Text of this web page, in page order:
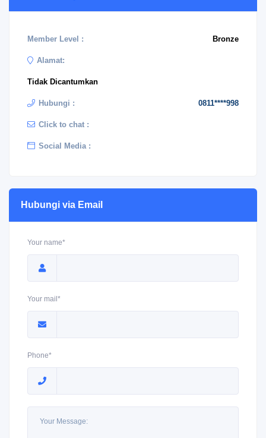
Member Level : Bronze
Alamat:
Tidak Dicantumkan
Hubungi : 0811****998
Click to chat :
Social Media :
Hubungi via Email
Your name*
Your mail*
Phone*